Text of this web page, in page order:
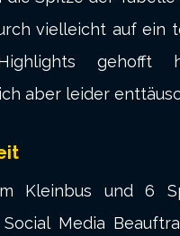
vielleicht auf ein
gehofft
aber leider
Kleinbus und 6
Social Media